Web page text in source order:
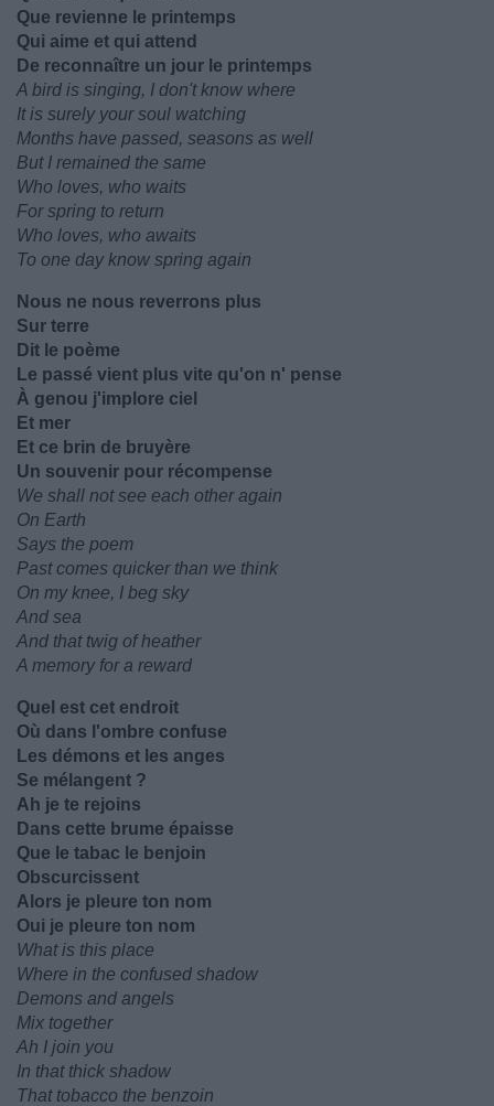
Que revienne le printemps
Qui aime et qui attend
De reconnaître un jour le printemps
A bird is singing, I don't know where
It is surely your soul watching
Months have passed, seasons as well
But I remained the same
Who loves, who waits
For spring to return
Who loves, who awaits
To one day know spring again
Nous ne nous reverrons plus
Sur terre
Dit le poème
Le passé vient plus vite qu'on n' pense
À genou j'implore ciel
Et mer
Et ce brin de bruyère
Un souvenir pour récompense
We shall not see each other again
On Earth
Says the poem
Past comes quicker than we think
On my knee, I beg sky
And sea
And that twig of heather
A memory for a reward
Quel est cet endroit
Où dans l'ombre confuse
Les démons et les anges
Se mélangent ?
Ah je te rejoins
Dans cette brume épaisse
Que le tabac le benjoin
Obscurcissent
Alors je pleure ton nom
Oui je pleure ton nom
What is this place
Where in the confused shadow
Demons and angels
Mix together
Ah I join you
In that thick shadow
That tobacco the benzoin